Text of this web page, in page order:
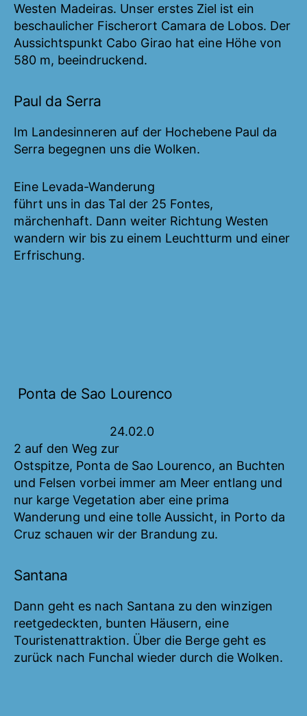
Westen Madeiras. Unser erstes Ziel ist ein
beschaulicher Fischerort Camara de Lobos. Der
Aussichtspunkt Cabo Girao hat eine Höhe von
580 m, beeindruckend.
Paul da Serra
Im Landesinneren auf der Hochebene Paul da
Serra begegnen uns die Wolken.
Eine Levada-Wanderung
führt uns in das Tal der 25 Fontes,
märchenhaft. Dann weiter Richtung Westen
wandern wir bis zu einem Leuchtturm und einer
Erfrischung.
Ponta de Sao Lourenco
24.02.0
2 auf den Weg zur
Ostspitze, Ponta de Sao Lourenco, an Buchten
und Felsen vorbei immer am Meer entlang und
nur karge Vegetation aber eine prima
Wanderung und eine tolle Aussicht, in Porto da
Cruz schauen wir der Brandung zu.
Santana
Dann geht es nach Santana zu den winzigen
reetgedeckten, bunten Häusern, eine
Touristenattraktion. Über die Berge geht es
zurück nach Funchal wieder durch die Wolken.